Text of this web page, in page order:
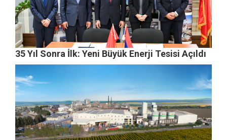
35 Yıl Sonra İlk: Yeni Büyük Enerji Tesisi Açıldı